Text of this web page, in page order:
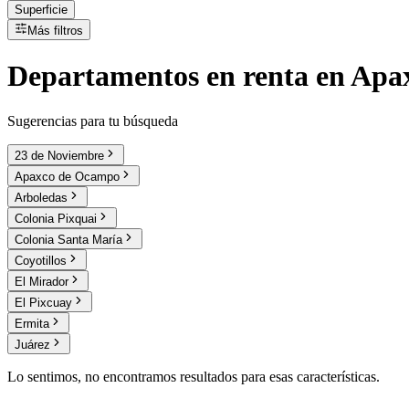
Superficie
Más filtros
Departamentos en renta en
Sugerencias para tu búsqueda
23 de Noviembre
Apaxco de Ocampo
Arboledas
Colonia Pixquai
Colonia Santa María
Coyotillos
El Mirador
El Pixcuay
Ermita
Juárez
Lo sentimos, no encontramos resultados para esas características.